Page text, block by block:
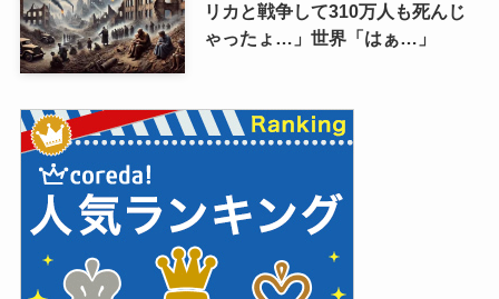
リカと戦争して310万人も死んじ
ゃったょ…」世界「はぁ…」